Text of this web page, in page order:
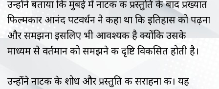
उन्होंने बताया कि मुंबई में नाटक की प्रस्तुति के बाद प्रख्यात
फिल्मकार आनंद पटवर्धन ने कहा था कि इतिहास को पढ़ना
और समझना इसलिए भी आवश्यक है क्योंकि उसके
माध्यम से वर्तमान को समझने की दृष्टि विकसित होती है।
उन्होंने नाटक के शोध और प्रस्तुति की सराहना की। यह